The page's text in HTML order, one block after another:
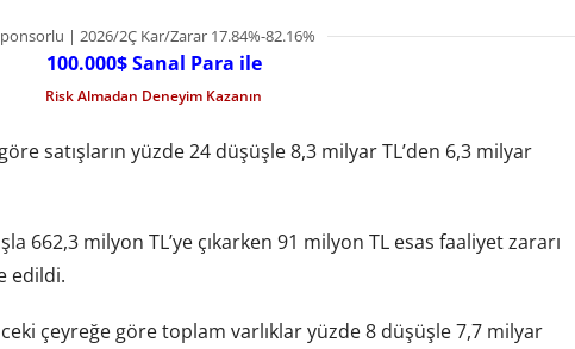
| 2026/2Ç Kar/Zarar 17.84%-82.16%
100.000$ Sanal Para ile
Risk Almadan Deneyim Kazanın
satışların yüzde 24 düşüşle 8,3 milyar TL’den 6,3 milyar
662,3 milyon TL’ye çıkarken 91 milyon TL esas faaliyet zararı
edildi.
çeyreğe göre toplam varlıklar yüzde 8 düşüşle 7,7 milyar